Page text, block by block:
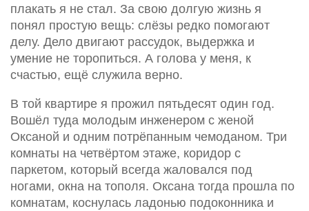
плакать я не стал. За свою долгую жизнь я
понял простую вещь: слёзы редко помогают
делу. Дело двигают рассудок, выдержка и
умение не торопиться. А голова у меня, к
счастью, ещё служила верно.
В той квартире я прожил пятьдесят один год.
Вошёл туда молодым инженером с женой
Оксаной и одним потрёпанным чемоданом. Три
комнаты на четвёртом этаже, коридор с
паркетом, который всегда жаловался под
ногами, окна на тополя. Оксана тогда прошла по
комнатам, коснулась ладонью подоконника и